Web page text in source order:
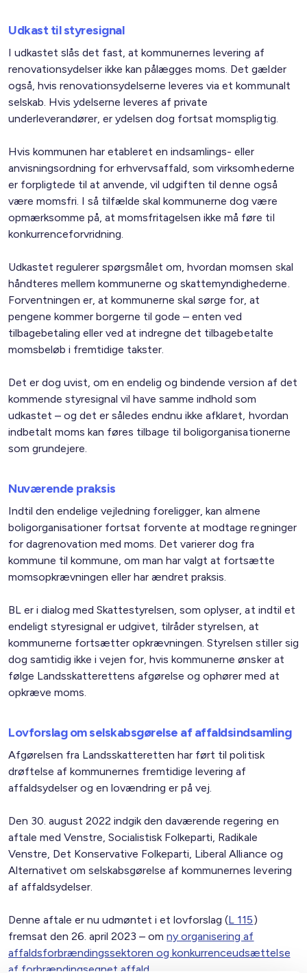
Udkast til styresignal
I udkastet slås det fast, at kommunernes levering af
renovationsydelser ikke kan pålægges moms. Det gælder
også, hvis renovationsydelserne leveres via et kommunalt
selskab. Hvis ydelserne leveres af private
underleverandører, er ydelsen dog fortsat momspligtig.
Hvis kommunen har etableret en indsamlings- eller
anvisningsordning for erhvervsaffald, som virksomhederne
er forpligtede til at anvende, vil udgiften til denne også
være momsfri. I så tilfælde skal kommunerne dog være
opmærksomme på, at momsfritagelsen ikke må føre til
konkurrenceforvridning.
Udkastet regulerer spørgsmålet om, hvordan momsen skal
håndteres mellem kommunerne og skattemyndighederne.
Forventningen er, at kommunerne skal sørge for, at
pengene kommer borgerne til gode – enten ved
tilbagebetaling eller ved at indregne det tilbagebetalte
momsbeløb i fremtidige takster.
Det er dog uvist, om en endelig og bindende version af det
kommende styresignal vil have samme indhold som
udkastet – og det er således endnu ikke afklaret, hvordan
indbetalt moms kan føres tilbage til boligorganisationerne
som grundejere.
Nuværende praksis
Indtil den endelige vejledning foreligger, kan almene
boligorganisationer fortsat forvente at modtage regninger
for dagrenovation med moms. Det varierer dog fra
kommune til kommune, om man har valgt at fortsætte
momsopkrævningen eller har ændret praksis.
BL er i dialog med Skattestyrelsen, som oplyser, at indtil et
endeligt styresignal er udgivet, tilråder styrelsen, at
kommunerne fortsætter opkrævningen. Styrelsen stiller sig
dog samtidig ikke i vejen for, hvis kommunerne ønsker at
følge Landsskatterettens afgørelse og ophører med at
opkræve moms.
Lovforslag om selskabsgørelse af affaldsindsamling
Afgørelsen fra Landsskatteretten har ført til politisk
drøftelse af kommunernes fremtidige levering af
affaldsydelser og en lovændring er på vej.
Den 30. august 2022 indgik den daværende regering en
aftale med Venstre, Socialistisk Folkeparti, Radikale
Venstre, Det Konservative Folkeparti, Liberal Alliance og
Alternativet om selskabsgørelse af kommunernes levering
af affaldsydelser.
Denne aftale er nu udmøntet i et lovforslag (L 115)
fremsat den 26. april 2023 – omny organisering af
affaldsforbrændingssektoren og konkurrenceudsættelse
af forbrændingsegnet affald